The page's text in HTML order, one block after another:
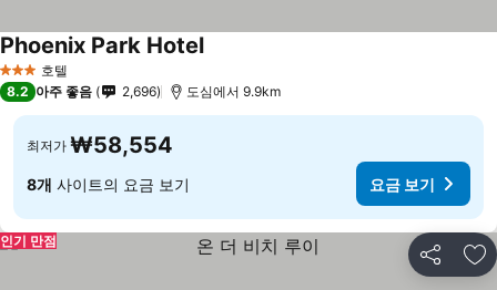
3 성급 호텔
Phoenix Park Hotel
8.2 아주 좋음 2,696 도심에서 9.9km
최저가 ₩58,554
8개 사이트의 요금 보기 요금 보기
공유 즐
인기 만점